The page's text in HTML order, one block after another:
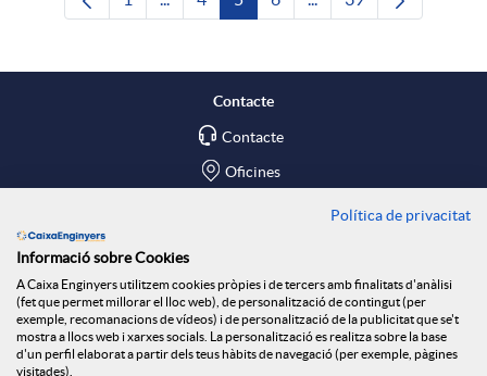
PàginaPàgines intermèdies Utilitzeu TAB per
PàginaPàginaPàginaPàgines intermèdies
Pàgina
Contacte
Contacte
Oficines
Social Room
Política de privacitat
Informació sobre Cookies
A Caixa Enginyers utilitzem cookies pròpies i de tercers amb finalitats d'anàlisi
(fet que permet millorar el lloc web), de personalització de contingut (per
exemple, recomanacions de vídeos) i de personalització de la publicitat que se't
mostra a llocs web i xarxes socials. La personalització es realitza sobre la base
d'un perfil elaborat a partir dels teus hàbits de navegació (per exemple, pàgines
visitades).